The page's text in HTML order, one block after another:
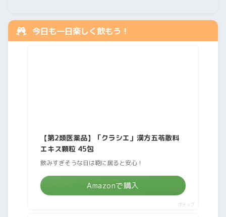
今日も一日楽しく飲もう！
【第2類医薬品】「クラシエ」漢方五苓散料
エキス顆粒 45包
飲みすぎそうな日は鞄に居ると安心！
Amazonで購入
ポチップ